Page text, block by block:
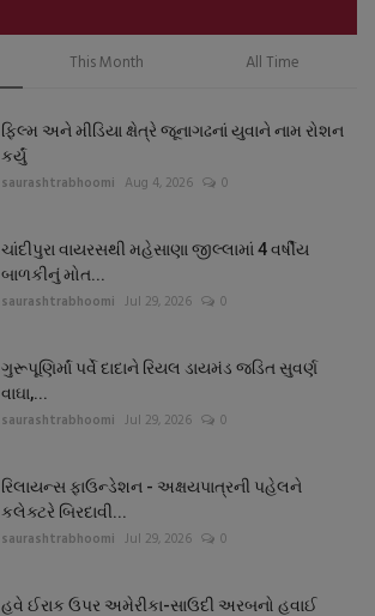
This Month All Time
ફિલ્મ અને મીડિયા ક્ષેત્રે જૂનાગઢનાં યુવાને નામ રોશન
કર્યું
saurashtrabhoomi Aug 4, 2026 0
ચાંદીપુરા વાયરસથી મહેસાણા જીલ્લામાં 4 વર્ષીય
બાળકીનું મોત...
saurashtrabhoomi Jul 29, 2026 0
ગુરૂપૂણિર્માં પર્વે દાદાને રિયલ ડાયમંડ જડિત સુવર્ણ
વાઘા,...
saurashtrabhoomi Jul 29, 2026 0
રિલાયન્સ ફાઉન્ડેશન - અક્ષયપાત્રની પહેલને
કલેક્ટરે બિરદાવી...
saurashtrabhoomi Jul 29, 2026 0
હવે ઈરાક ઉપર અમેરીકા-સાઉદી અરબનો હવાઈ